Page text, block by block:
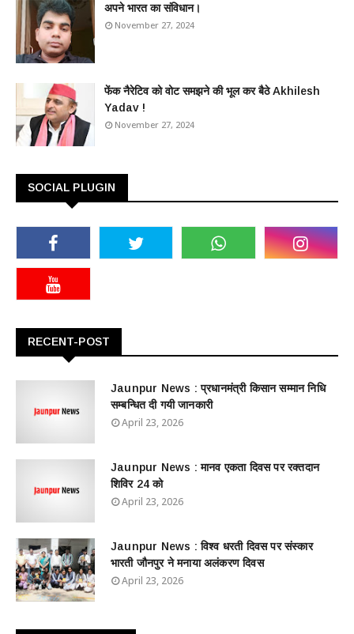
अपने भारत का संविधान।
November 27, 2024
फेंक नैरेटिव को वोट समझने की भूल कर बैठे Akhilesh
Yadav !
November 27, 2024
SOCIAL PLUGIN
RECENT-POST
Jaunpur News : ​प्रधानमंत्री किसान सम्मान निधि
सम्बन्धित दी गयी जानकारी
April 23, 2026
Jaunpur News : ​मानव एकता दिवस पर रक्तदान
शिविर 24 को
April 23, 2026
Jaunpur News : विश्व धरती दिवस पर संस्कार
भारती जौनपुर ने मनाया अलंकरण दिवस
April 23, 2026